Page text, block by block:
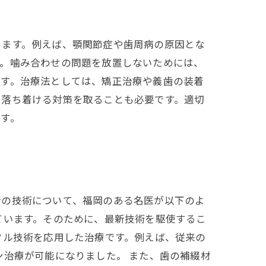
す。例えば、顎関節症や歯周病の原因とな
み合わせの問題を放置しないためには、
。治療法としては、矯正治療や義歯の装着
ち着ける対策を取ることも必要です。適切
。
技術について、福岡のある名医が以下のよ
ます。そのために、最新技術を駆使するこ
技術を応用した治療です。例えば、従来の
療が可能になりました。 また、歯の補綴材